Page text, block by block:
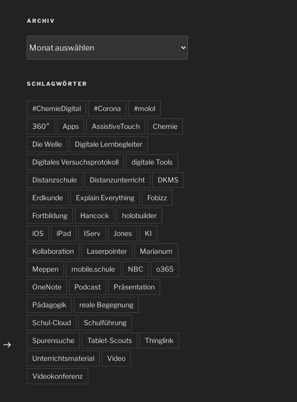
Nächster
Beitrag
ARCHIV
SCHLAGWÖRTER
#ChemieDigital #Corona #molol
360° Apps AssistiveTouch Chemie
Die Welle Digitale Lernbegleiter
Digitales Versuchsprotokoll digitale Tools
Distanzschule Distanzunterricht DKMS
Erdkunde Explain Everything Fobizz
Fortbildung Hancock holobuilder
iOS iPad IServ Jones KI
Kollaboration Laserpointer Marianum
Meppen mobile.schule NBC o365
OneNote Podcast Präsentation
Pädagogik reale Begegnung
Schul-Cloud Schulführung
Spurensuche Tablet-Scouts Thinglink
Unterrichtsmaterial Video
Videokonferenz